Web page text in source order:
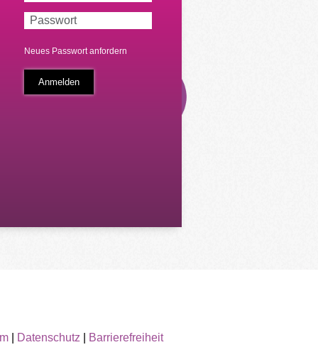
Neues Passwort anfordern
| Datenschutz Barrierefreiheit